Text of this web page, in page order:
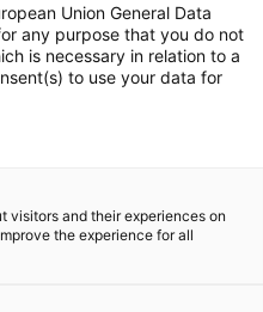
Ben
die
Union General Data
any purpose that you do not
is necessary in relation to a
to use your data for
visitors and their experiences on
the experience for all